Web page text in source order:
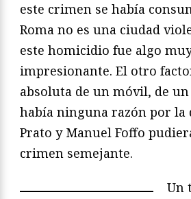
este crimen se había
Roma no es una ciudad
este homicidio fue algo
impresionante. El otro
absoluta de un móvil, de
había ninguna razón por la
Prato y Manuel Foffo
crimen semejante.
Un